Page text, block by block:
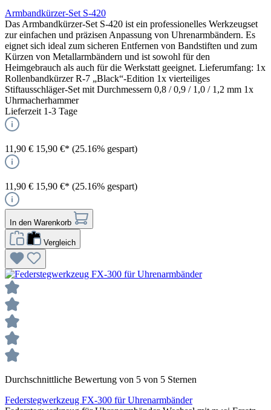
Armbandkürzer-Set S-420
Das Armbandkürzer-Set S-420 ist ein professionelles Werkzeugset
zur einfachen und präzisen Anpassung von Uhrenarmbändern. Es
eignet sich ideal zum sicheren Entfernen von Bandstiften und zum
Kürzen von Metallarmbändern und ist sowohl für den
Heimgebrauch als auch für die Werkstatt geeignet. Lieferumfang: 1x
Rollenbandkürzer R-7 „Black“-Edition 1x vierteiliges
Stiftausschläger-Set mit Durchmessern 0,8 / 0,9 / 1,0 / 1,2 mm 1x
Uhrmacherhammer
Lieferzeit 1-3 Tage
11,90 € 15,90 €* (25.16% gespart)
11,90 € 15,90 €* (25.16% gespart)
In den Warenkorb
Vergleich
Durchschnittliche Bewertung von 5 von 5 Sternen
Federstegwerkzeug FX-300 für Uhrenarmbänder